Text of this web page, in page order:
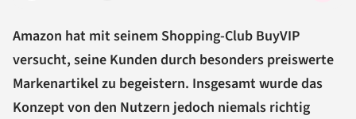
Amazon hat mit seinem Shopping-Club BuyVIP
versucht, seine Kunden durch besonders preiswerte
Markenartikel zu begeistern. Insgesamt wurde das
Konzept von den Nutzern jedoch niemals richtig